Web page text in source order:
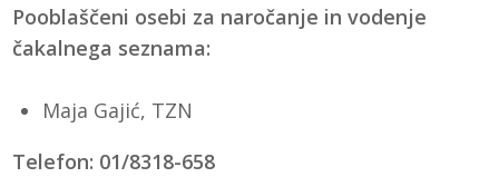
Pooblaščeni osebi za naročanje in vodenje
čakalnega seznama:
Maja Gajić, TZN
Telefon: 01/8318-658